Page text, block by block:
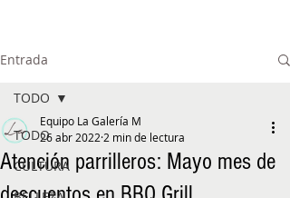
Entrada
TODO
CULTURA
TODO
Atención parrilleros: Mayo mes de
Equipo La Galería M
26 abr 2022 2 min de lectura